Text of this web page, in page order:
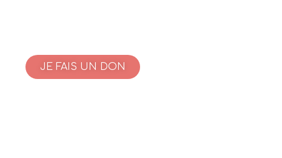
JE FAIS UN DON